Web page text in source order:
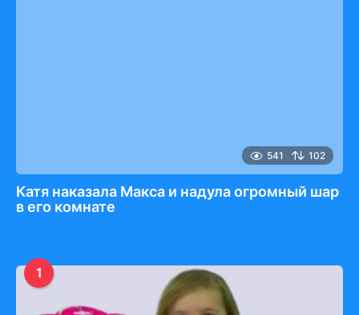
541 102
Катя наказала Макса и надула огромный шар
в его комнате
1